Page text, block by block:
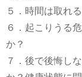
５．時間は取れ
６．起こりうる
か？
７．後で後悔し